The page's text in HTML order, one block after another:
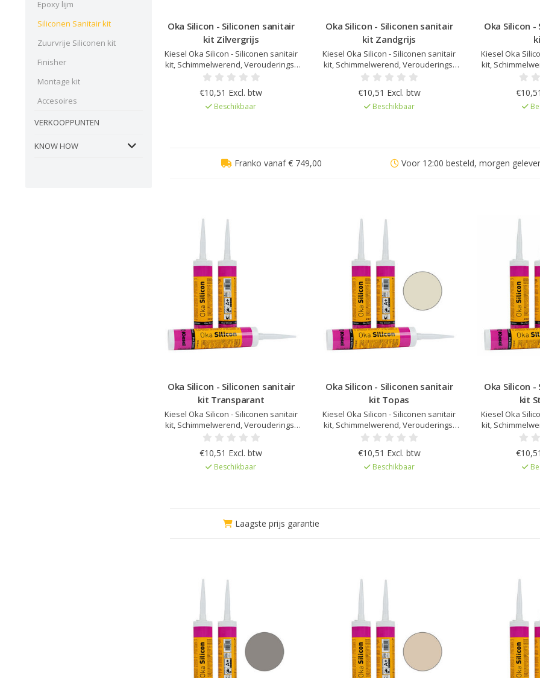
Epoxy lijm
Siliconen Sanitair kit
Zuurvrije Siliconen kit
Finisher
Montage kit
Accesoires
VERKOOPPUNTEN
KNOW HOW
Oka Silicon - Siliconen sanitair
kit Zilvergrijs
Kiesel Oka Silicon - Siliconen sanitair
kit, Schimmelwerend, Verouderings-
en UV bestendig, Elastisch na
Servoperl Royal, Zeer lage emissie
EC1Plus gelicentieerd
€10,51 Excl. btw
Beschikbaar
Oka Silicon - Siliconen sanitair
kit Zandgrijs
Kiesel Oka Silicon - Siliconen sanitair
kit, Schimmelwerend, Verouderings-
en UV bestendig, Elastisch na
Servoperl Royal, Zeer lage emissie
EC1Plus gelicentieerd
€10,51 Excl. btw
Beschikbaar
Oka Silicon
Kiesel Oka
kit,
en UV
Servoperl
Franko vanaf € 749,00 Voor 12:00 besteld, morgen
Oka Silicon - Siliconen sanitair
kit Transparant
Kiesel Oka Silicon - Siliconen sanitair
kit, Schimmelwerend, Verouderings-
en UV bestendig, Elastisch na
Servoperl Royal, Zeer lage emissie
EC1Plus gelicentieerd
€10,51 Excl. btw
Beschikbaar
Oka Silicon - Siliconen sanitair
kit Topas
Kiesel Oka Silicon - Siliconen sanitair
kit, Schimmelwerend, Verouderings-
en UV bestendig, Elastisch na
Servoperl Royal, Zeer lage emissie
EC1Plus gelicentieerd
€10,51 Excl. btw
Beschikbaar
Oka Silicon
kit
Kiesel Oka
kit,
en UV
Servoperl
Laagste prijs garantie